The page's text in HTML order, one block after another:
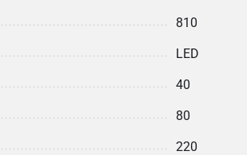
810
LED
40
80
220